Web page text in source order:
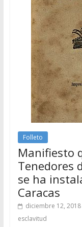
Folleto
Manifiesto
Tenedores
se ha
Caracas
diciembre 12, 2018
esclavitud